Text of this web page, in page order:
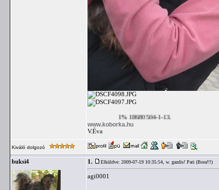
1% 18680504-1-13.
www.koborka.hu
V.Éva
Kiváló dolgozó
buksi4 1. Elküldve: 2009-07-19 10:35:54, w. gazdis! Pati (Bora!!!)
agi0001